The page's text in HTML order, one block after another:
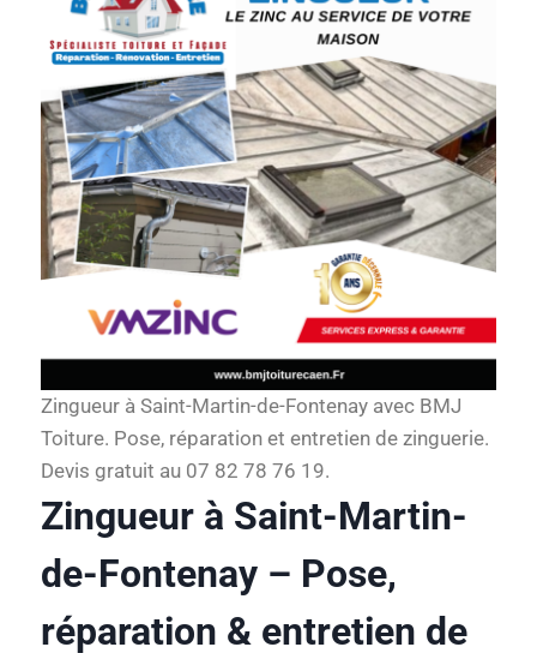
Zingueur à Saint-Martin-de-Fontenay avec BMJ
Toiture. Pose, réparation et entretien de zinguerie.
Devis gratuit au 07 82 78 76 19.
Zingueur à Saint-Martin-
de-Fontenay – Pose,
réparation & entretien de